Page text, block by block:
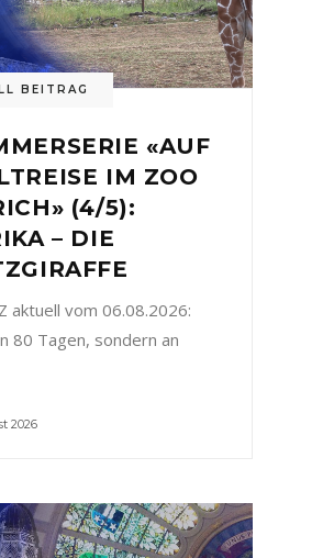
BEITRAG
«AUF
IM ZOO
(4/5):
– DIE
aktuell vom 06.08.2026:
80 Tagen, sondern an
2026